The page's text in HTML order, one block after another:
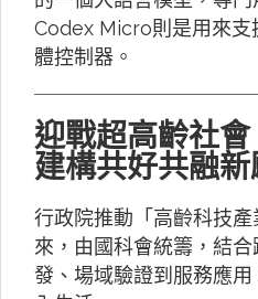
Codex Micro則是用來支
體控制器。
迎戰超高齡社
建構共好共融新
行政院推動「高齡科技
來，由國科會統籌，結
發、場域驗證到服務應